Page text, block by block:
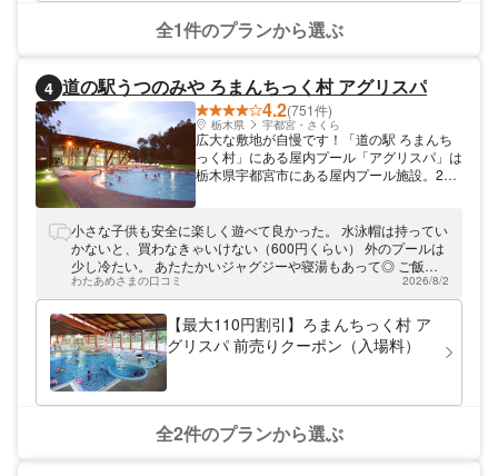
全1件のプランから選ぶ
4 道の駅うつのみや ろまんちっく村 アグリスパ
4.2(751件)
栃木県 宇都宮・さくら
広大な敷地が自慢です！「道の駅 ろまんち
っく村」にある屋内プール「アグリスパ」は
栃木県宇都宮市にある屋内プール施設。25m
ールをオープン。夏の日差しの下で、思い切
り遊びましょう。スパだけでなく、天然温泉
も併設。プールで泳いで冷えた体を温められ
ます。当施設は「道の駅 ろまんちっく村」
内にあります。東京ドーム10個分の面積を
誇る、広大な道の駅。地元野菜の直売所やレ
ストランなどの食のコーナーから、トレッキ
ングを楽しめる「みのりの森」、野菜の収穫
てあるので、わんちゃんをお連れの方でも来
園OK。アグリスパは東北自動車道 「宇都宮
I.C」より5分の場所にあります。里山風景に
小さな子供も安全に楽しく遊べて良かった。 水泳帽は持ってい
かないと、買わなきゃいけない（600円くらい） 外のプールは
少し冷たい。 あたたかいジャグジーや寝湯もあって◎ ご飯や
お菓子を食べるところがないので、お腹空いたらプールから出
なくてはいけないが、再入場出来ないのが残念。 お風呂まで水
着で行ってオッケー！ 脱水機とドライヤーあり。 お風呂のシ
ャンプーinリンスとボディーソープは薄めなので、気になる方
は持って行くとよい。 とても楽しめた。
わたあめさまの口コミ 2026/8/2
【最大110円割引】ろまんちっく村 ア
グリスパ 前売りクーポン（入場料）
全2件のプランから選ぶ